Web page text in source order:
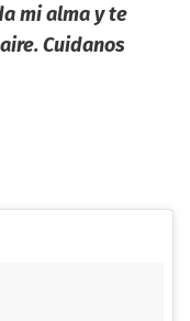
mi alma y te
Cuidanos